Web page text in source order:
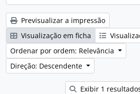
Previsualizar a impressão
Visualização em ficha
Ordenar por ordem: Relevância
Direção: Descendente
Exibir 1